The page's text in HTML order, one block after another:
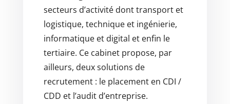
secteurs d’activité dont transport et
logistique, technique et ingénierie,
informatique et digital et enfin le
tertiaire. Ce cabinet propose, par
ailleurs, deux solutions de
recrutement : le placement en CDI /
CDD et l’audit d’entreprise.